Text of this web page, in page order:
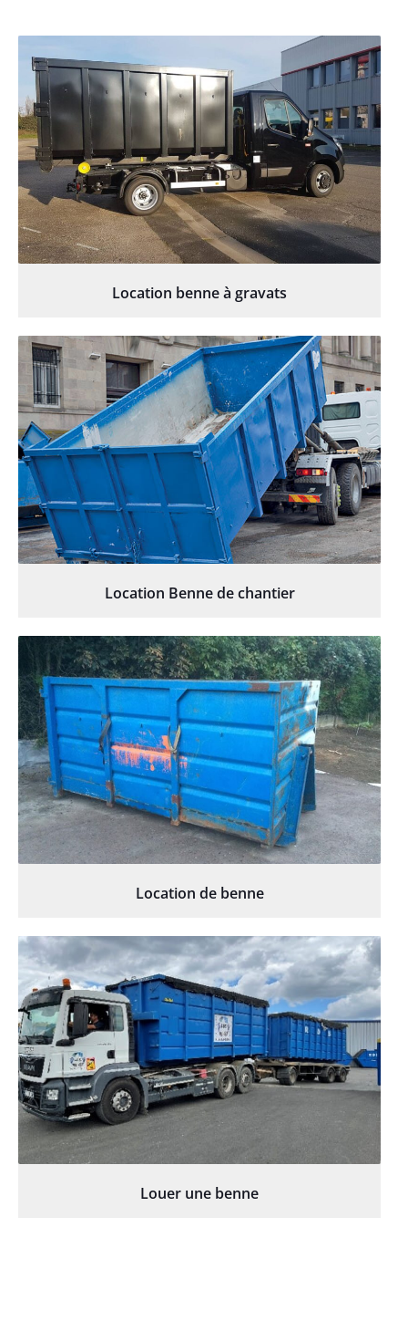
Location benne à gravats
Location Benne de chantier
Location de benne
Louer une benne